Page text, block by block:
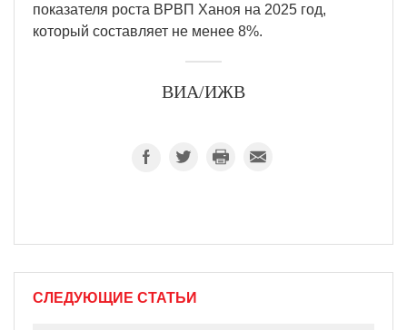
показателя роста ВРВП Ханоя на 2025 год,
который составляет не менее 8%.
ВИА/ИЖВ
СЛЕДУЮЩИЕ СТАТЬИ